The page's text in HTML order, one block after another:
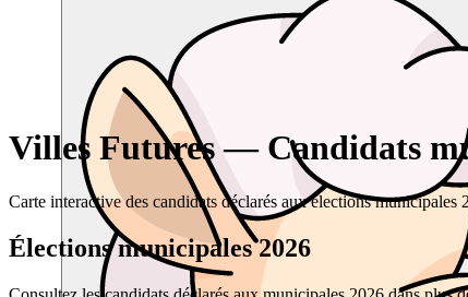
Villes Futures — Candidats
Carte interactive des candidats déclarés aux élections
Élections municipales 2026